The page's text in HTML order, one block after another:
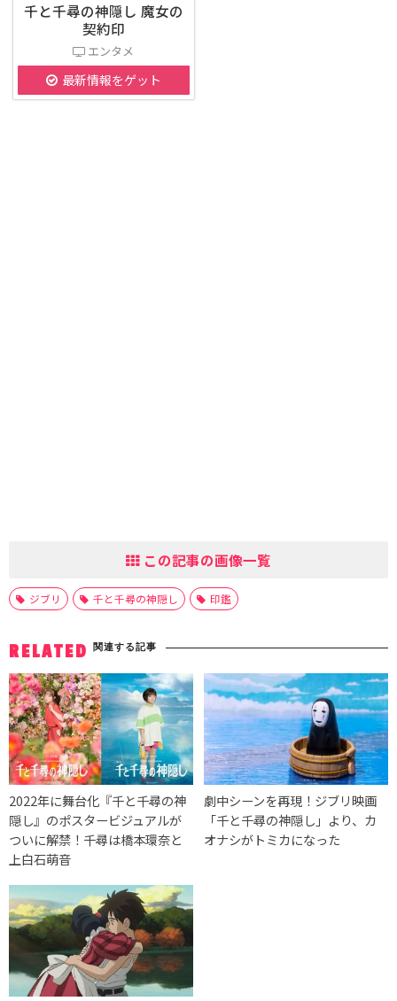
千と千尋の神隠し 魔女の
契約印
エンタメ
最新情報をゲット
この記事の画像一覧
ジブリ 千と千尋の神隠し 印鑑
RELATED 関連する記事
2022年に舞台化『千と千尋の神
隠し』のポスタービジュアルが
ついに解禁！千尋は橋本環奈と
上白石萌音
劇中シーンを再現！ジブリ映画
「千と千尋の神隠し」より、カ
オナシがトミカになった